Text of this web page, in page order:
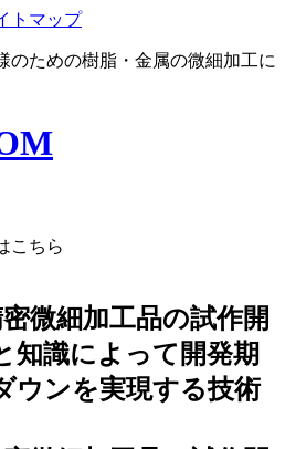
トマップ
のための樹脂・金属の微細加工に
こちら